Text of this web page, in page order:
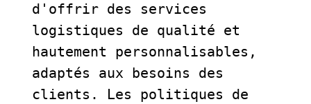
d'offrir des services
logistiques de qualité et
hautement personnalisables,
adaptés aux besoins des
clients. Les politiques de